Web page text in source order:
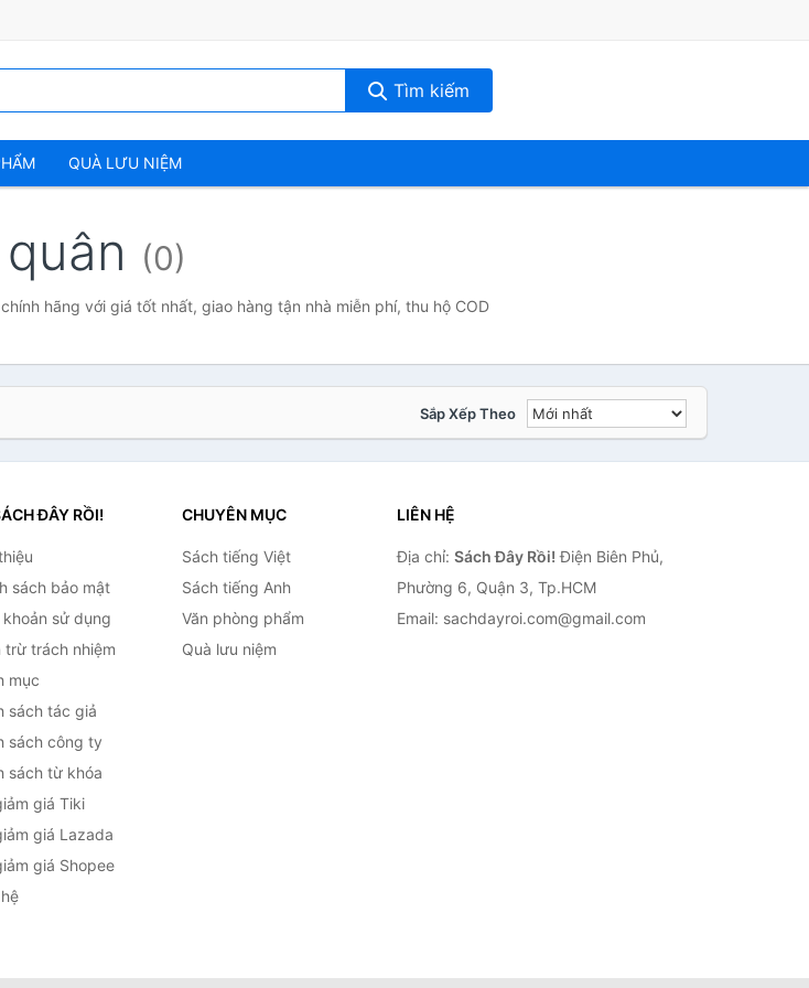
Tìm kiếm
QUÀ LƯU NIỆM
(0)
hãng với giá tốt nhất, giao hàng tận nhà miễn phí, thu hộ COD
Sắp Xếp Theo
ĐÂY RỒI!
sách bảo mật
sử dụng
trừ trách nhiệm
mục
sách tác giả
sách công ty
sách từ khóa
giá Tiki
giá Lazada
giá Shopee
CHUYÊN MỤC
Sách tiếng Việt
Sách tiếng Anh
Văn phòng phẩm
Quà lưu niệm
LIÊN HỆ
Địa chỉ: Sách Đây Rồi! Điện Biên Phủ,
Phường 6, Quận 3, Tp.HCM
Email: sachdayroi.com@gmail.com